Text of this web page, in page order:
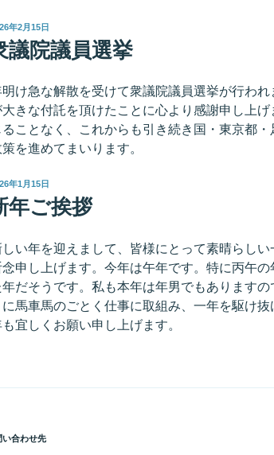
年2月15日
議院議員選挙
明け急な解散を受けて衆議院議員選挙が行わ
大きな付託を頂けたことに心より感謝申し上
ることなく、これからも引き続き国・東京都
を進めてまいります。
年1月15日
年ご挨拶
しい年を迎えまして、皆様にとって素晴らし
念申し上げます。今年は午年です。特に丙午
年だそうです。私も本年は年男でもありますの
に馬車馬のごとく仕事に取組み、一年を駆け
宜しくお願い申し上げます。
い合わせ先